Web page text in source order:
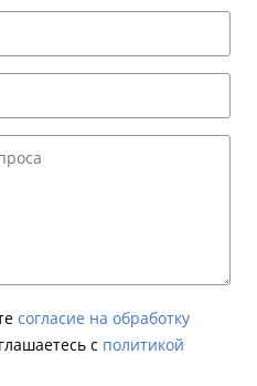
согласие на обработку
c политикой